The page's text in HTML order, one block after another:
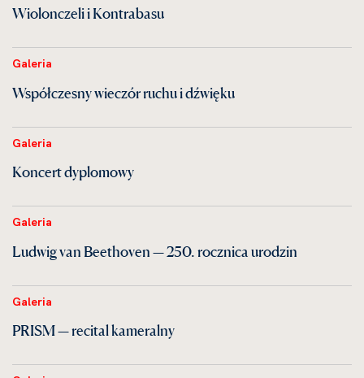
Wiolonczeli i Kontrabasu
Galeria
Współczesny wieczór ruchu i dźwięku
Galeria
Koncert dyplomowy
Galeria
Ludwig van Beethoven — 250. rocznica urodzin
Galeria
PRISM — recital kameralny